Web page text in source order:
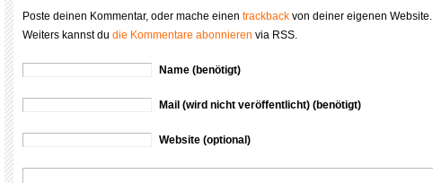
Poste deinen Kommentar, oder mache einen trackback von deiner eigenen Website.
Weiters kannst du die Kommentare abonnieren via RSS.
Name (benötigt)
Mail (wird nicht veröffentlicht) (benötigt)
Website (optional)